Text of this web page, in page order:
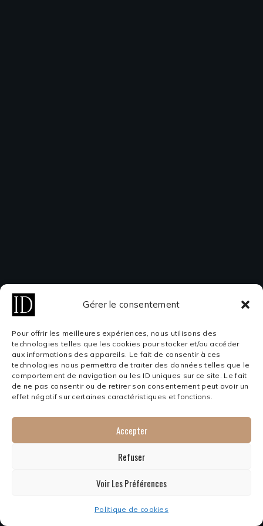
Gérer le consentement
Pour offrir les meilleures expériences, nous utilisons des
technologies telles que les cookies pour stocker et/ou accéder
aux informations des appareils. Le fait de consentir à ces
technologies nous permettra de traiter des données telles que le
comportement de navigation ou les ID uniques sur ce site. Le fait
de ne pas consentir ou de retirer son consentement peut avoir un
effet négatif sur certaines caractéristiques et fonctions.
Accepter
Refuser
Voir Les Préférences
Politique de cookies